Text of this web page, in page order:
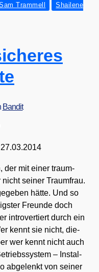
Trammell
Shailene
Bandit
der mit einer traum­
sei­ner Traum­frau.
hät­te. Und so
Freun­de doch
intro­ver­tiert durch ein
kennt sie nicht, die­
wer kennt nicht auch
– Instal­
abge­lenkt von sei­ner